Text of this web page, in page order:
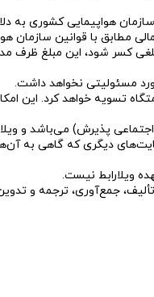
هواپیمایی کشوری
مطابق با قوانین سازمان
کسر شود، این مبلغ ظرف
مسئولیتی نخواهد داشت.
تسویه خواهد کرد. این
اجتماعی پذیرش) می‌باشد و
دیگری که گاهی به آن‌ها
ویلارابط نیست.
جمع‌آوری، ترجمه و